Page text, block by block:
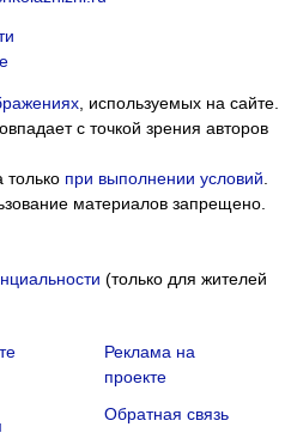
, используемых на сайте.
с точкой зрения авторов
при выполнении условий
материалов запрещено.
(только для жителей
Реклама на
проекте
Обратная связь